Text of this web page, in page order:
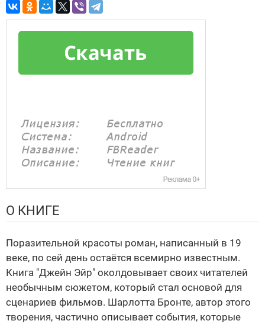
О КНИГЕ
Поразительной красоты роман, написанный в 19
веке, по сей день остаётся всемирно известным.
Книга "Джейн Эйр" околдовывает своих читателей
необычным сюжетом, который стал основой для
сценариев фильмов. Шарлотта Бронте, автор этого
творения, частично описывает события, которые